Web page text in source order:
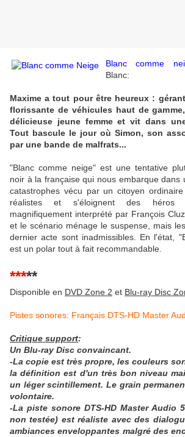
Blanc comme
Blanc:
Maxime a tout pour être heureux :
florissante de véhicules haut de
délicieuse jeune femme et vit dans
Tout bascule le jour où Simon, son
par une bande de malfrats...
"Blanc comme neige" est une tentative
noir à la française qui nous embarque dans
catastrophes vécu par un citoyen
réalistes et s'éloignent des héros
magnifiquement interprété par François
et le scénario ménage le suspense, mais
dernier acte sont inadmissibles. En l'état,
est un polar tout à fait recommandable.
*****
Disponible en DVD Zone 2 et Blu-ray Disc
Pistes sonores: Français DTS-HD Master
Critique support:
Un Blu-ray Disc convaincant.
-La copie est très propre, les couleurs
la définition est d'un très bon niveau
un léger scintillement. Le grain
volontaire.
-La piste sonore DTS-HD Master Audio
non testée) est réaliste avec des
ambiances enveloppantes malgré des